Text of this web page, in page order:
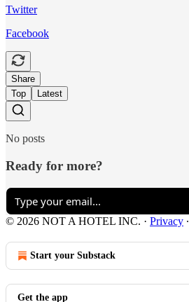
Twitter
Facebook
Share
Top
Latest
No posts
Ready for more?
© 2026 NOT A HOTEL INC. · Privacy ∙
Start your Substack
Get the app